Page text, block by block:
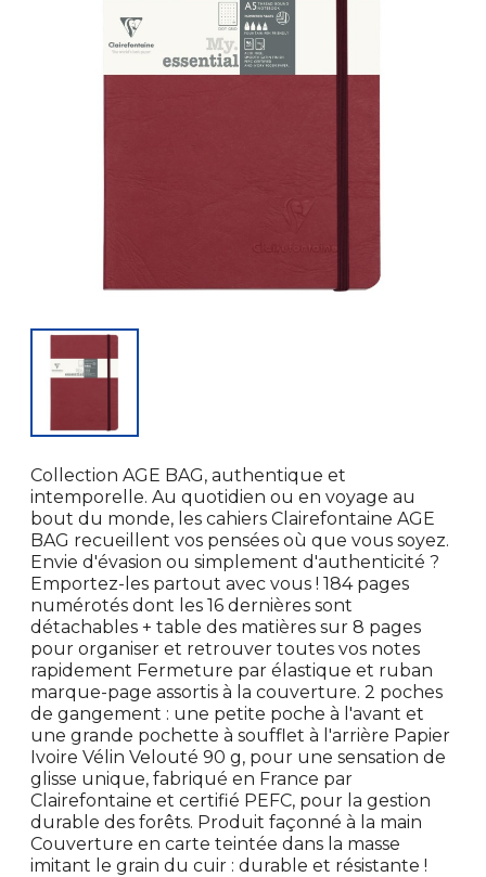
Collection AGE BAG, authentique et
intemporelle. Au quotidien ou en voyage au
bout du monde, les cahiers Clairefontaine AGE
BAG recueillent vos pensées où que vous soyez.
Envie d'évasion ou simplement d'authenticité ?
Emportez-les partout avec vous ! 184 pages
numérotés dont les 16 dernières sont
détachables + table des matières sur 8 pages
pour organiser et retrouver toutes vos notes
rapidement Fermeture par élastique et ruban
marque-page assortis à la couverture. 2 poches
de gangement : une petite poche à l'avant et
une grande pochette à soufflet à l'arrière Papier
Ivoire Vélin Velouté 90 g, pour une sensation de
glisse unique, fabriqué en France par
Clairefontaine et certifié PEFC, pour la gestion
durable des forêts. Produit façonné à la main
Couverture en carte teintée dans la masse
imitant le grain du cuir : durable et résistante !